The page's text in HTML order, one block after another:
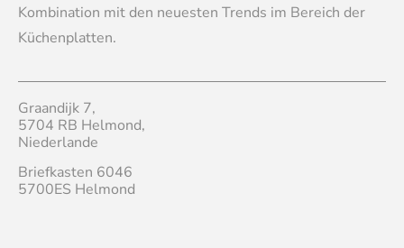
Kombination mit den neuesten Trends im Bereich der
Küchenplatten.
Graandijk 7,
5704 RB Helmond,
Niederlande
Briefkasten 6046
5700ES Helmond